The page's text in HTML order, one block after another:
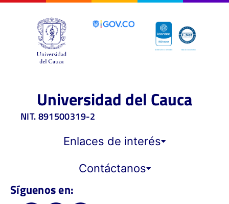
Universidad del Cauca
NIT. 891500319-2
Enlaces de interés
Contáctanos
Síguenos en: